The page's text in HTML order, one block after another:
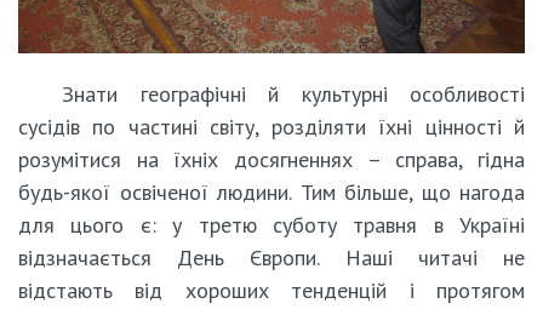
Знати географічні й культурні особливості
сусідів по частині світу, розділяти їхні цінності й
розумітися на їхніх досягненнях – справа, гідна
будь-якої освіченої людини. Тим більше, що нагода
для цього є: у третю суботу травня в Україні
відзначається День Європи. Наші читачі не
відстають від хороших тенденцій і протягом